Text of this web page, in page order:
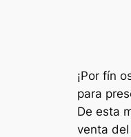
¡Por fín
para
De esta
venta